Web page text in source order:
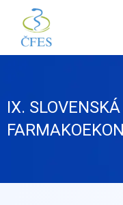
Přeskočit
obsah
IX.